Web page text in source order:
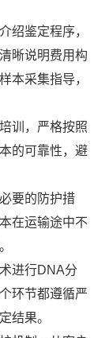
绍鉴定程序，
晰说明费用构
本采集指导，
训，严格按照
的可靠性，避
要的防护措
在运输途中不
进行DNA分
环节都遵循严
结果。